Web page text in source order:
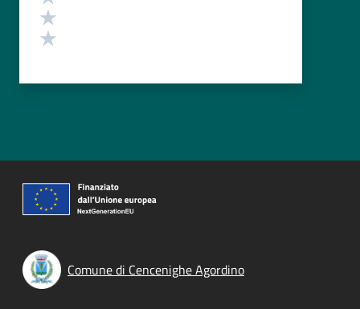
Comune di Cencenighe Agordino